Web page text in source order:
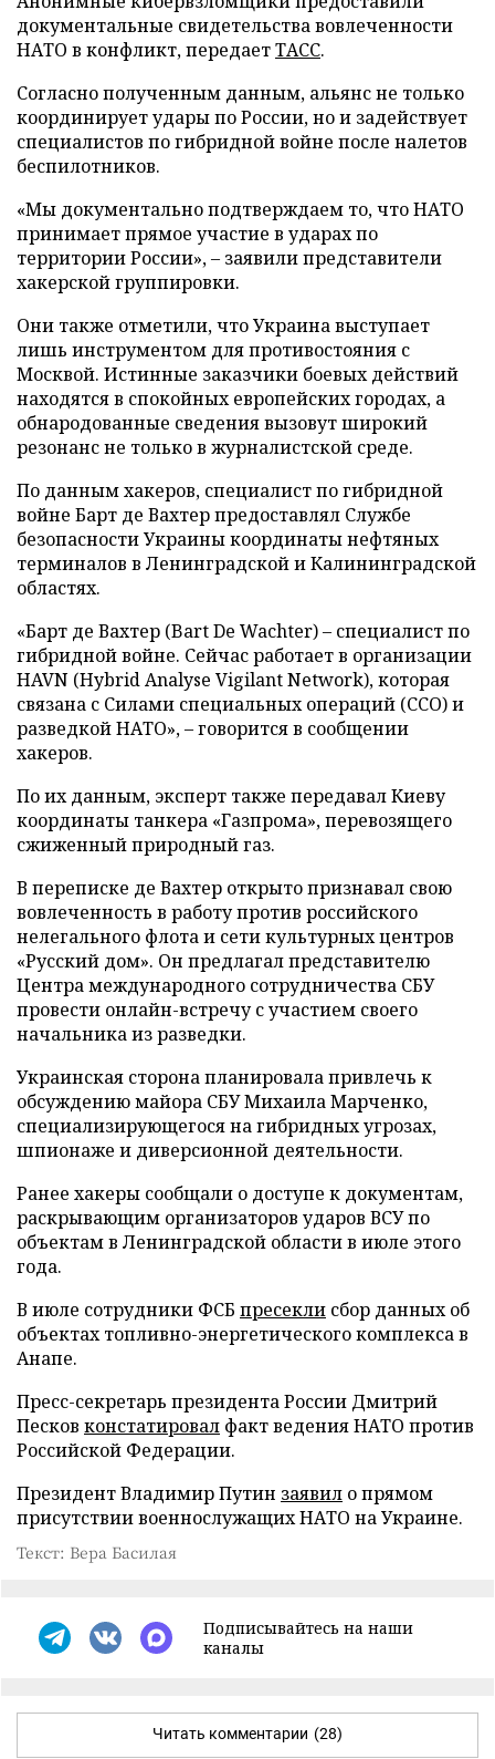
документальные свидетельства вовлеченности
НАТО в конфликт, передаетТАСС.
Согласно полученным данным, альянс не только
координирует удары по России, но и задействует
специалистов по гибридной войне после налетов
беспилотников.
«Мы документально подтверждаем то, что НАТО
принимает прямое участие в ударах по
территории России», – заявили представители
хакерской группировки.
Они также отметили, что Украина выступает
лишь инструментом для противостояния с
Москвой. Истинные заказчики боевых действий
находятся в спокойных европейских городах, а
обнародованные сведения вызовут широкий
резонанс не только в журналистской среде.
По данным хакеров, специалист по гибридной
войне Барт де Вахтер предоставлял Службе
безопасности Украины координаты нефтяных
терминалов в Ленинградской и Калининградской
областях.
«Барт де Вахтер (Bart De Wachter) – специалист по
гибридной войне. Сейчас работает в организации
HAVN (Hybrid Analyse Vigilant Network), которая
связана с Силами специальных операций (ССО) и
разведкой НАТО», – говорится в сообщении
хакеров.
По их данным, эксперт также передавал Киеву
координаты танкера «Газпрома», перевозящего
сжиженный природный газ.
В переписке де Вахтер открыто признавал свою
вовлеченность в работу против российского
нелегального флота и сети культурных центров
«Русский дом». Он предлагал представителю
Центра международного сотрудничества СБУ
провести онлайн-встречу с участием своего
начальника из разведки.
Украинская сторона планировала привлечь к
обсуждению майора СБУ Михаила Марченко,
специализирующегося на гибридных угрозах,
шпионаже и диверсионной деятельности.
Ранее хакеры сообщали о доступе к документам,
раскрывающим организаторов ударов ВСУ по
объектам в Ленинградской области в июле этого
года.
В июле сотрудники ФСБ пресекли сбор данных об
объектах топливно-энергетического комплекса в
Анапе.
Пресс-секретарь президента России Дмитрий
Песков констатировал факт ведения НАТО против
Российской Федерации.
Президент Владимир Путин заявил о прямом
присутствии военнослужащих НАТО на Украине.
Текст: Вера Басилая
Подписывайтесь на наши
каналы
Читать комментарии (28)